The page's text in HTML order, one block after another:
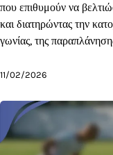
που επιθυμούν να
και διατηρώντας την
γωνίας, της
11/02/2026